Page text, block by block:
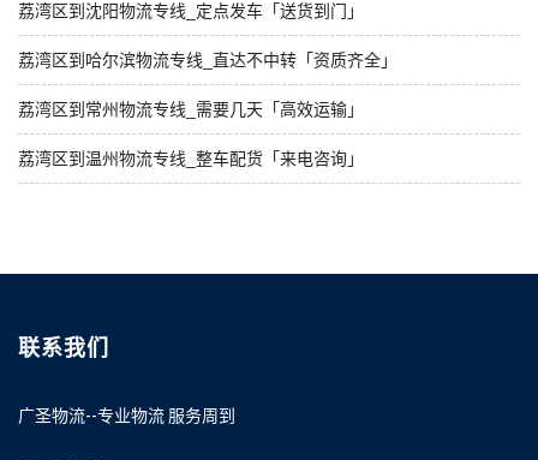
荔湾区到沈阳物流专线_定点发车「送货到门」
荔湾区到哈尔滨物流专线_直达不中转「资质齐全」
荔湾区到常州物流专线_需要几天「高效运输」
荔湾区到温州物流专线_整车配货「来电咨询」
联系我们
广圣物流--专业物流 服务周到